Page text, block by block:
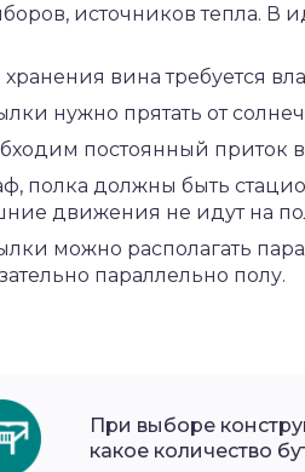
источников тепла. В
вина требуется
нужно прятать от
постоянный приток
полка должны быть
движения не идут на
можно располагать
параллельно полу.
При выборе
какое количество